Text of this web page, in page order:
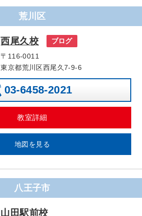
荒川区
西尾久校
ブログ
〒116-0011
東京都荒川区西尾久7-9-6
03-6458-2021
教室詳細
地図を見る
八王子市
山田駅前校